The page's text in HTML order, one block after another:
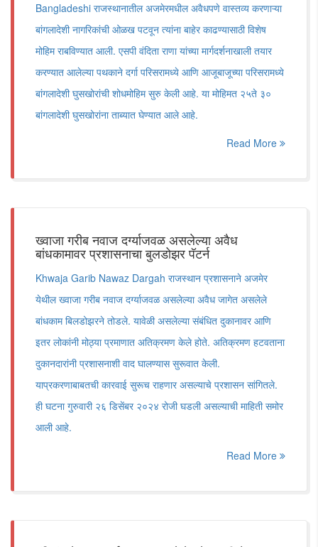
Bangladeshi राजस्थानातील अजमेरमधील अवैधपणे वास्तव्य करणाऱ्या
बांगलादेशी नागरिकांची ओळख पटवून त्यांना बाहेर काढण्यासाठी विशेष
मोहिम राबविण्यात आली. एसपी वंदिता राणा यांच्या मार्गदर्शनाखाली तयार
करण्यात आलेल्या पथकाने दर्गा परिसरामध्ये आणि आजूबाजूच्या परिसरामध्ये
बांगलादेशी घुसखोरांची शोधमोहिम सुरु केली आहे. या मोहिमत २५ते ३०
बांगलादेशी घुसखोरांना ताब्यात घेण्यात आले आहे.
Read More
ख्वाजा गरीब नवाज दर्ग्याजवळ असलेल्या अवैध
बांधकामावर प्रशासनाचा बुलडोझर पॅटर्न
Khwaja Garib Nawaz Dargah राजस्थान प्रशासनाने अजमेर
येथील ख्वाजा गरीब नवाज दर्ग्याजवळ असलेल्या अवैध जागेत असलेले
बांधकाम बिलडोझरने तोडले. यावेळी असलेल्या संबंधित दुकानावर आणि
इतर लोकांनी मोठ्या प्रमाणात अतिक्रमण केले होते. अतिक्रमण हटवताना
दुकानदारांनी प्रशासनाशी वाद घालण्यास सुरूवात केली.
याप्रकरणाबाबतची कारवाई सुरूच राहणार असल्याचे प्रशासन सांगितले.
ही घटना गुरुवारी २६ डिसेंबर २०२४ रोजी घडली असल्याची माहिती समोर
आली आहे.
Read More